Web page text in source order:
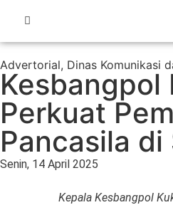
Advertorial, Dinas Komunikasi
Kesbangpol
Perkuat
Pancasila di
Senin, 14 April 2025
Kepala Kesbangpol